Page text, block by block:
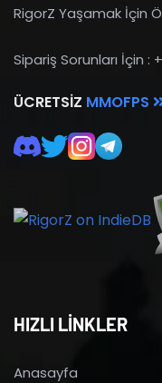
RigorZ Yaşamak İçin
Sipariş Sorunları İçin :
ÜCRETSIZ MMOFPS
HIZLI LİNKLER
Anasayfa